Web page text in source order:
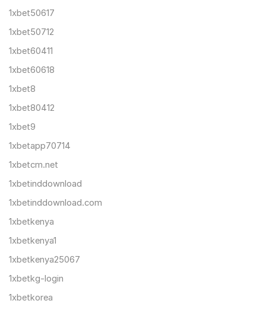
1xbet50617
1xbet50712
1xbet60411
1xbet60618
1xbet8
1xbet80412
1xbet9
1xbetapp70714
1xbetcm.net
1xbetinddownload
1xbetinddownload.com
1xbetkenya
1xbetkenya1
1xbetkenya25067
1xbetkg-login
1xbetkorea